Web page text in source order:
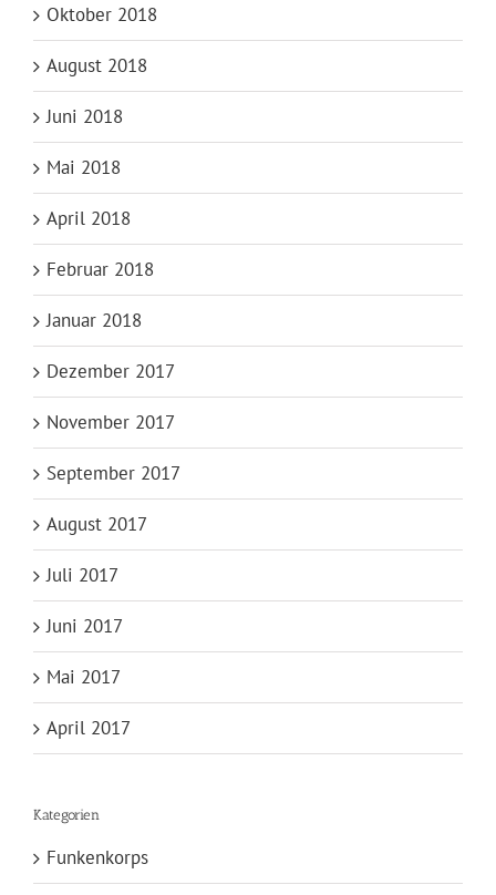
Oktober 2018
August 2018
Juni 2018
Mai 2018
April 2018
Februar 2018
Januar 2018
Dezember 2017
November 2017
September 2017
August 2017
Juli 2017
Juni 2017
Mai 2017
April 2017
Kategorien
Funkenkorps